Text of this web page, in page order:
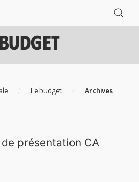
Le budget
Archives
présentation CA